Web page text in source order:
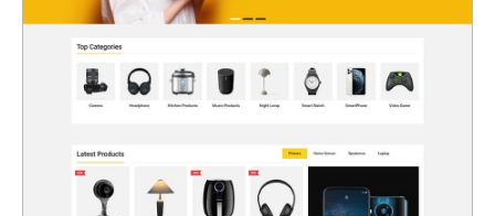
47307
CHI TIẾT